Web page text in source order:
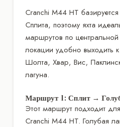
Cranchi M44 HT базируется
Сплита, поэтому яхта
маршрутов по
локации удобно выходить
Шолта, Хвар, Вис,
лагуна.
Маршрут 1: Сплит →
Этот маршрут подходит
Cranchi M44 HT. Голубая